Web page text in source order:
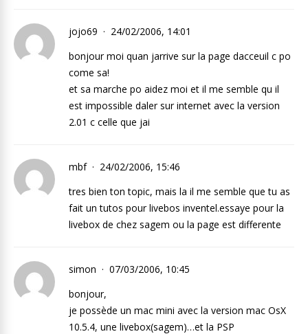
jojo69
24/02/2006, 14:01
bonjour moi quan jarrive sur la page dacceuil c po
come sa!
et sa marche po aidez moi et il me semble qu il
est impossible daler sur internet avec la version
2.01 c celle que jai
mbf
24/02/2006, 15:46
tres bien ton topic, mais la il me semble que tu as
fait un tutos pour livebos inventel.essaye pour la
livebox de chez sagem ou la page est differente
simon
07/03/2006, 10:45
bonjour,
je possède un mac mini avec la version mac OsX
10.5.4, une livebox(sagem)…et la PSP